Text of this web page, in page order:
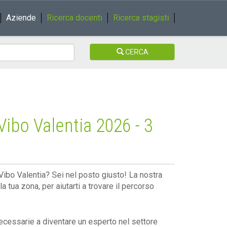
Aziende Ricerca docenti Ricerca stagisti
CERCA
Valentia 2026 - 3
Valentia? Sei nel posto giusto! La nostra
tua zona, per aiutarti a trovare il percorso
a diventare un esperto nel settore